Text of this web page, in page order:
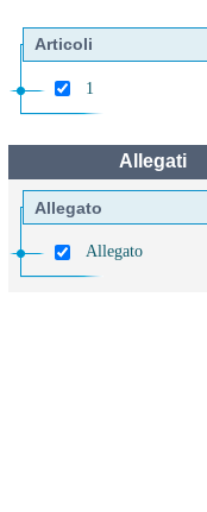
Articoli
1
Allegati
Allegato
Allegato